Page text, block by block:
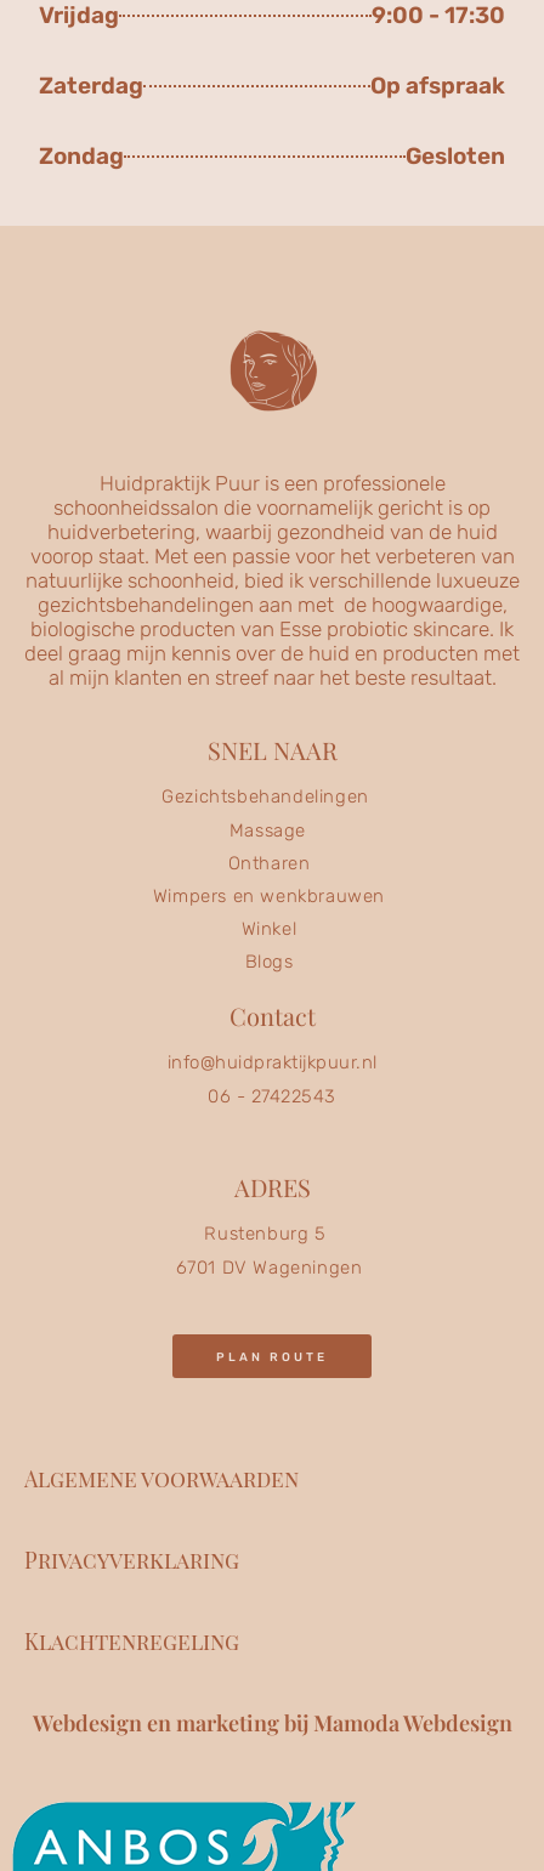
Vrijdag 9:00 - 17:30
Zaterdag Op afspraak
Zondag Gesloten
Huidpraktijk Puur is een professionele
schoonheidssalon die voornamelijk gericht is op
huidverbetering, waarbij gezondheid van de huid
voorop staat. Met een passie voor het verbeteren van
natuurlijke schoonheid, bied ik verschillende luxueuze
gezichtsbehandelingen aan met de hoogwaardige,
biologische producten van Esse probiotic skincare. Ik
deel graag mijn kennis over de huid en producten met
al mijn klanten en streef naar het beste resultaat.
SNEL NAAR
Gezichtsbehandelingen
Massage
Ontharen
Wimpers en wenkbrauwen
Winkel
Blogs
Contact
info@huidpraktijkpuur.nl
06 - 27422543
ADRES
Rustenburg 5
6701 DV Wageningen
PLAN ROUTE
Algemene voorwaarden
Privacyverklaring
Klachtenregeling
Webdesign en marketing bij Mamoda Webdesign